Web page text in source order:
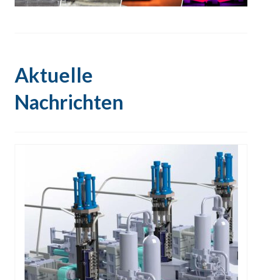
Aktuelle
Nachrichten